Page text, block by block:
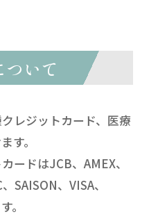
いて
レジットカード、医療
す。
ードはJCB、AMEX、
SAISON、VISA、
。